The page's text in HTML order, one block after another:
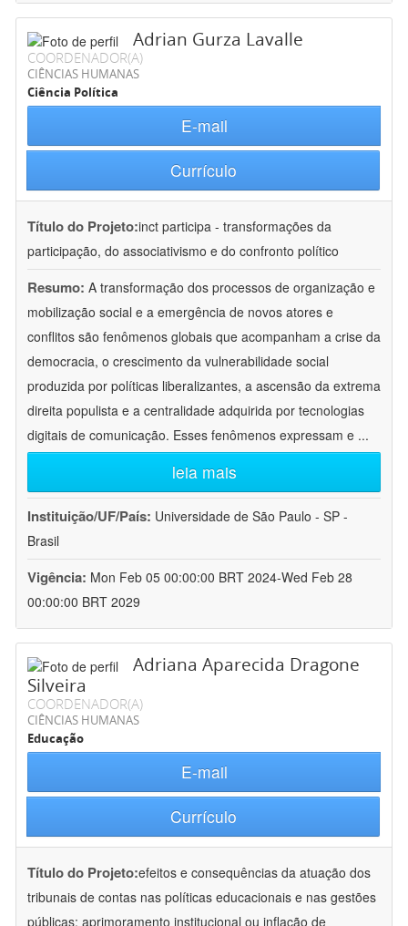
Adrian Gurza Lavalle
COORDENADOR(A)
CIÊNCIAS HUMANAS
Ciência Política
E-mail
Currículo
Título do Projeto:inct participa - transformações da
participação, do associativismo e do confronto político
Resumo: A transformação dos processos de organização e
mobilização social e a emergência de novos atores e
conflitos são fenômenos globais que acompanham a crise da
democracia, o crescimento da vulnerabilidade social
produzida por políticas liberalizantes, a ascensão da extrema
direita populista e a centralidade adquirida por tecnologias
digitais de comunicação. Esses fenômenos expressam e ...
leia mais
Instituição/UF/País: Universidade de São Paulo - SP -
Brasil
Vigência: Mon Feb 05 00:00:00 BRT 2024-Wed Feb 28
00:00:00 BRT 2029
Adriana Aparecida Dragone
Silveira
COORDENADOR(A)
CIÊNCIAS HUMANAS
Educação
E-mail
Currículo
Título do Projeto:efeitos e consequências da atuação dos
tribunais de contas nas políticas educacionais e nas gestões
públicas: aprimoramento institucional ou inflação de